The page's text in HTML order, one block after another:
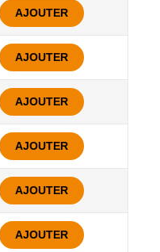
AJOUTER
AJOUTER
AJOUTER
AJOUTER
AJOUTER
AJOUTER